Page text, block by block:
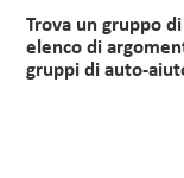
Trova un gruppo
elenco di
gruppi di auto-